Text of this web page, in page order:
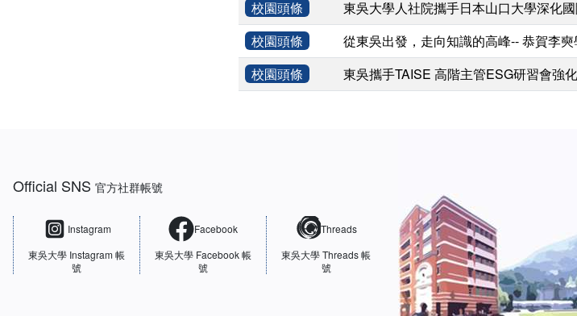
校園頭條
東吳大學人社院攜手日本山口大學深化
校園頭條
從東吳出發，走向知識的高峰-- 恭賀李
校園頭條
東吳攜手TAISE 高階主管ESG研習會強
Official SNS 官方社群帳號
Instagram
東吳大學 Instagram 帳
號
Facebook
東吳大學 Facebook 帳
號
Threads
東吳大學Threads 帳
號